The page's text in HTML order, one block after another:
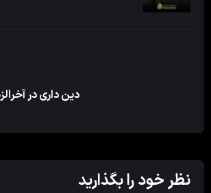
دین داری در
نظر خود را بگذارید